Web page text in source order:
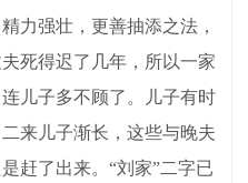
力强壮，更善抽添之法，
死得迟了几年，所以一家
儿子多不顾了。儿子有时
来儿子渐长，这些与晚夫
赶了出来。“刘家”二字已